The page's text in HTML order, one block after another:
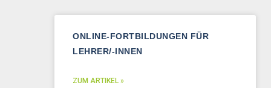
ONLINE-FORTBILDUNGEN FÜR
LEHRER/-INNEN
ZUM ARTIKEL »